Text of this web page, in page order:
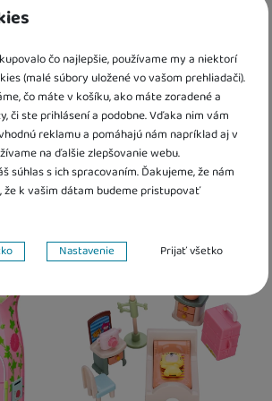
čo najlepšie, používame my a niektorí
(malé súbory uložené vo vašom prehliadači).
čo máte v košíku, ako máte zoradené a
či ste prihlásení a podobne. Vďaka nim vám
reklamu a pomáhajú nám napríklad aj v
na ďalšie zlepšovanie webu.
súhlas s ich spracovaním. Ďakujeme, že nám
že k vašim dátam budeme pristupovať
s kategóriami cookies
váš priechod nákupným košíkom,
a ďalšie nevyhnutné funkcie.
a rozšírené funkcie
funkcie
aby ste nemuseli všetko
ste sa s nami mohli spojiť napr. pomocou
Nastavenie Prijať všetko
Faunica
mieste13. 8.
Mini world magic krištáľový
minidomček My Little Pony
35,20€
K dispozícii
Osobný odber vo výdajnom mieste
U Vás doma
Obľúbené
Obľúbené